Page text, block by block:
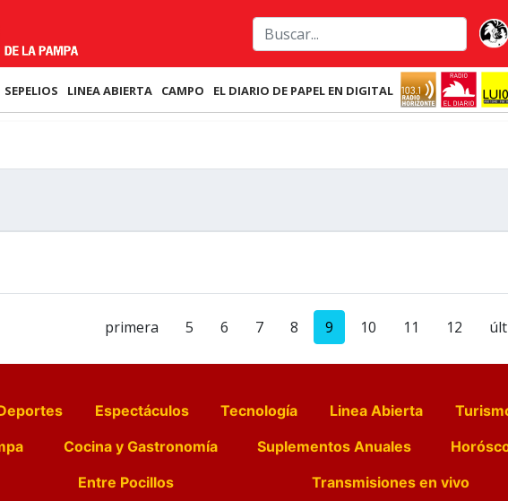
SEPELIOS LINEA ABIERTA CAMPO EL DIARIO DE PAPEL EN DIGITAL
primera 5 6 7 8 9 10 11 12
Espectáculos Tecnología Linea Abierta
Cocina y Gastronomía Suplementos Anuales
Entre Pocillos Transmisiones en vivo